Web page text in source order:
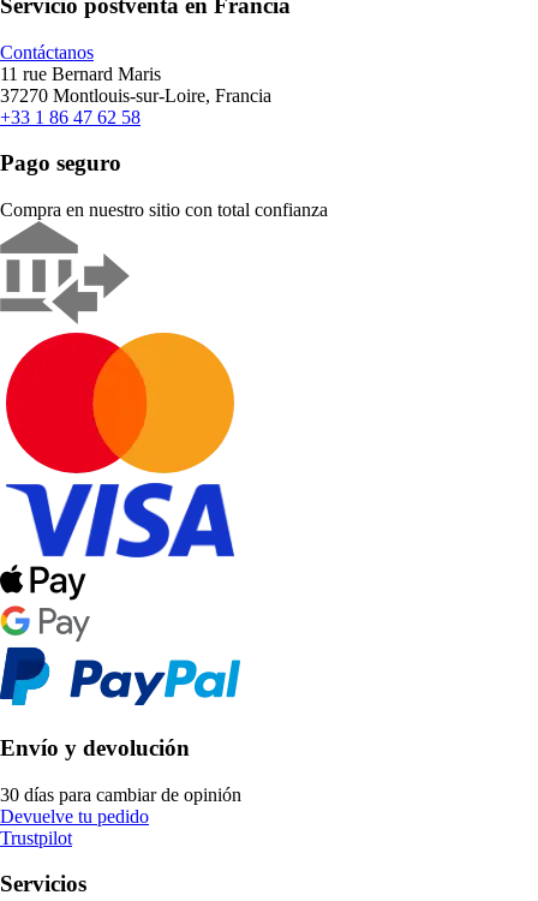
Servicio postventa en Francia
Contáctanos
11 rue Bernard Maris
37270 Montlouis-sur-Loire, Francia
+33 1 86 47 62 58
Pago seguro
Compra en nuestro sitio con total confianza
Envío y devolución
30 días para cambiar de opinión
Devuelve tu pedido
Trustpilot
Servicios